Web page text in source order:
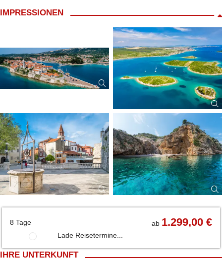
inkl. 30,- € Servicegebühr für Reisebüroleistungen (nicht erstattbar)
Kurtaxe & Hafengebühren ca. 50,-€ p.P.
IMPRESSIONEN
8 Tage ab 1.299,00 €
Lade Reisetermine...
IHRE UNTERKUNFT